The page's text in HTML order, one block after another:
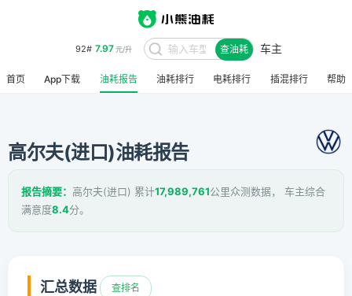
92# 7.97元/升 查油耗 车主
首页 App下载 油耗报告 油耗排行 电耗排行 插混排行 帮助
高尔夫(进口)油耗报告
报告摘要： 高尔夫(进口) 累计17,989,761公里众测数据， 车主综合
满意度8.4分。
汇总数据 查排名